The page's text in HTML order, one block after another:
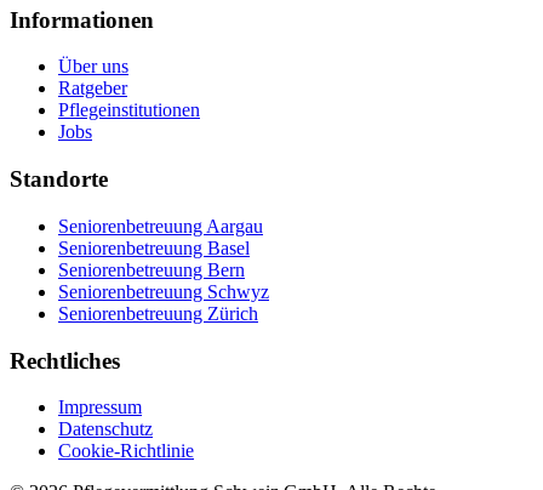
Informationen
Über uns
Ratgeber
Pflegeinstitutionen
Jobs
Standorte
Seniorenbetreuung Aargau
Seniorenbetreuung Basel
Seniorenbetreuung Bern
Seniorenbetreuung Schwyz
Seniorenbetreuung Zürich
Rechtliches
Impressum
Datenschutz
Cookie-Richtlinie